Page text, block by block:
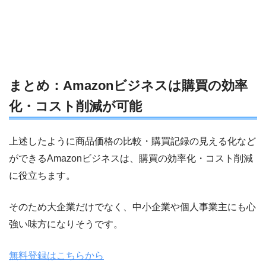
まとめ：Amazonビジネスは購買の効率
化・コスト削減が可能
上述したように商品価格の比較・購買記録の見える化など
ができるAmazonビジネスは、購買の効率化・コスト削減
に役立ちます。
そのため大企業だけでなく、中小企業や個人事業主にも心
強い味方になりそうです。
無料登録はこちらから